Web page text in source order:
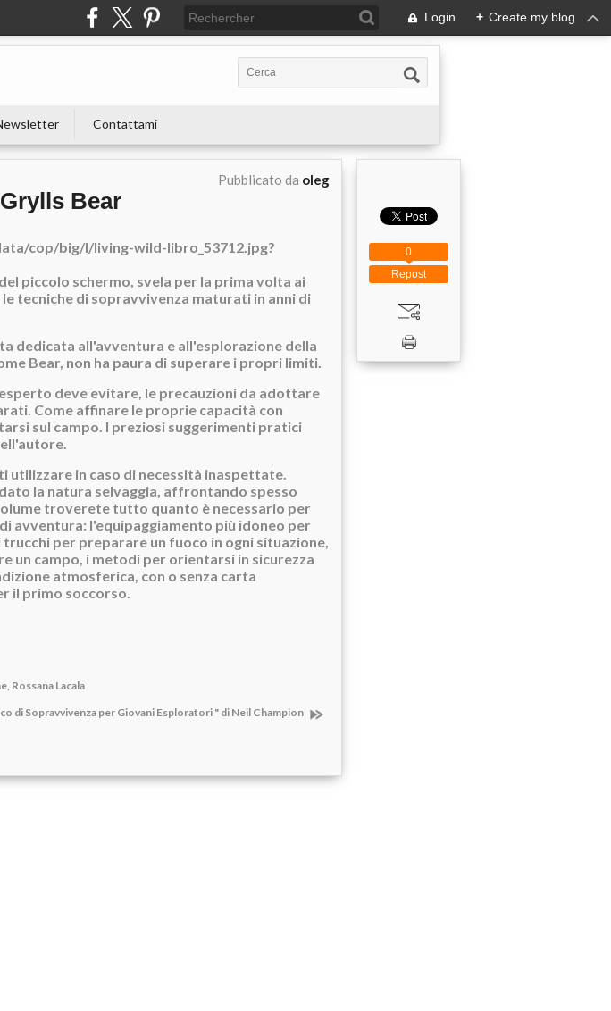
Login + Create my blog
Contattami
Pubblicato da oleg
Bear
piccolo schermo, svela per la prima volta ai
tecniche di sopravvivenza maturati in anni di
dedicata all'avventura e all'esplorazione della
Bear, non ha paura di superare i propri limiti.
deve evitare, le precauzioni da adottare
Come affinare le proprie capacità con
sul campo. I preziosi suggerimenti pratici
utilizzare in caso di necessità inaspettate.
la natura selvaggia, affrontando spesso
troverete tutto quanto è necessario per
avventura: l'equipaggiamento più idoneo per
per preparare un fuoco in ogni situazione,
un campo, i metodi per orientarsi in sicurezza
atmosferica, con o senza carta
il primo soccorso.
Rossana Lacala
di Sopravvivenza per Giovani Esploratori " di Neil Champion
Repost
0